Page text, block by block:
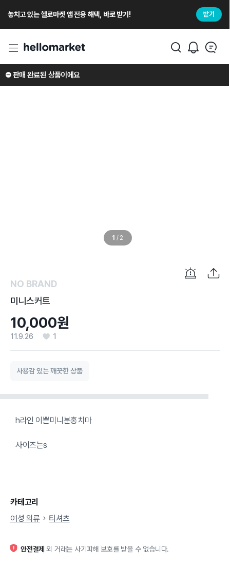
놓치고 있는 헬로마켓 앱 전용 해택, 바로 받기! 받기
1 / 2
⛔️ 판매 완료된 상품이에요
NO BRAND
미니스커트
10,000원
11.9.26 1
사용감 있는 깨끗한 상품
h라인 이쁜미니분홍치마
사이즈는s
카테고리
여성 의류
티셔츠
안전결제 외 거래는 사기피해 보호를 받을 수 없습니다.